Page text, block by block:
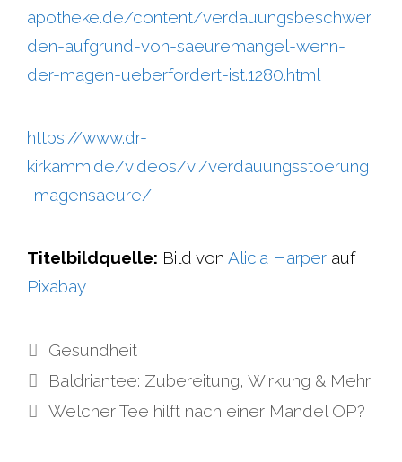
apotheke.de/content/verdauungsbeschwer
den-aufgrund-von-saeuremangel-wenn-
der-magen-ueberfordert-ist.1280.html
https://www.dr-
kirkamm.de/videos/vi/verdauungsstoerung
-magensaeure/
Titelbildquelle: Bild von Alicia Harper auf
Pixabay
Kategorien
Gesundheit
Baldriantee: Zubereitung, Wirkung & Mehr
Welcher Tee hilft nach einer Mandel OP?